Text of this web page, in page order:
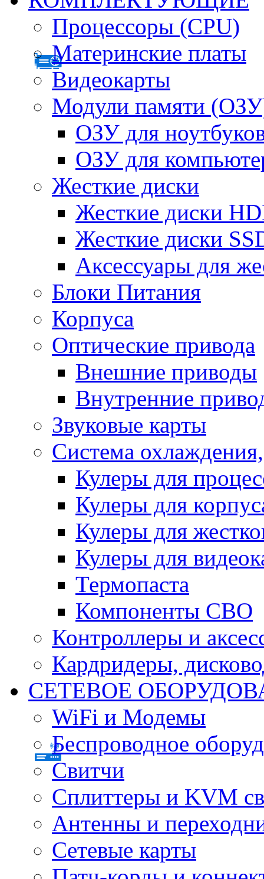
Процессоры (CPU)
Материнские платы
Видеокарты
Модули памяти
ОЗУ для
ОЗУ для
Жесткие диски
Жесткие диски
Жесткие диски
Аксессуары для
Блоки Питания
Корпуса
Оптические привода
Внешние приводы
Внутренние
Звуковые карты
Система
Кулеры для
Кулеры для
Кулеры для
Кулеры для
Термопаста
Компоненты СВО
Контроллеры и
Кардридеры,
СЕТЕВОЕ
WiFi и Модемы
Беспроводное
Свитчи
Сплиттеры и KVM
Антенны и
Сетевые карты